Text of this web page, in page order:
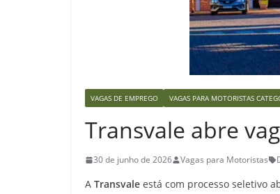
VAGAS DE EMPREGO VAGAS PARA MOTORISTAS
Transvale abre
30 de junho de 2026 Vagas para Motoristas
A Transvale está com processo seletivo